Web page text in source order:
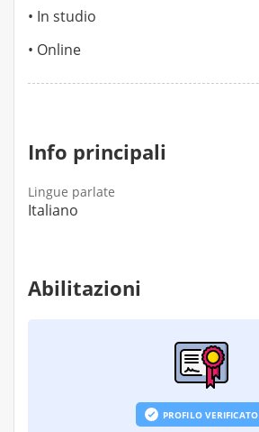
In studio
Online
Info principali
Lingue parlate
Italiano
Abilitazioni
PROFILO VERIFICATO